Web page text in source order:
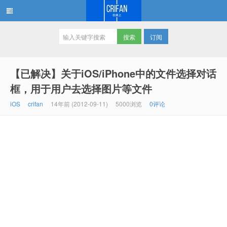
订阅
【已解决】关于iOS/iPhone中的文件选择对话
框，用于用户去选择图片等文件
iOS crifan 14年前 (2012-09-11) 5000浏览 0评论